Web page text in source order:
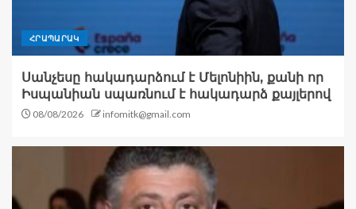
ՀՐԱՊԱՐԱԿ
Սանչեսը հակադարձում է Մելոնիին, քանի որ
Իսպանիան սպառնում է հակադարձ քայլերով
08/08/2026 infomitk@gmail.com